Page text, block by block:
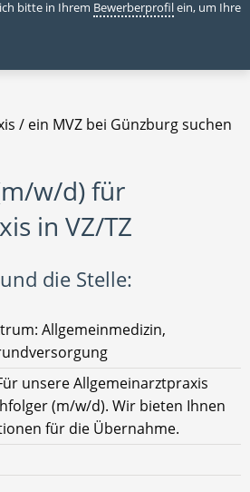
bitte in Ihrem Bewerberprofilein, um Ihre
/ ein MVZ bei Günzburg suchen
w/d) für
in VZ/TZ
die Stelle:
Allgemeinmedizin,
unsere Allgemeinarztpraxis
(m/w/d). Wir bieten Ihnen
für die Übernahme.